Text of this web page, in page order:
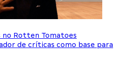
Rotten Tomatoes
de críticas como base para